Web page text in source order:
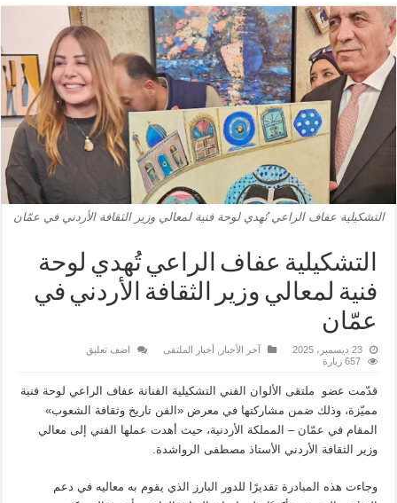
التشكيلية عفاف الراعي تُهدي لوحة فنية لمعالي وزير الثقافة الأردني في عمّان
التشكيلية عفاف الراعي تُهدي لوحة
فنية لمعالي وزير الثقافة الأردني في
عمّان
23 ديسمبر، 2025 آخر الأخبار أخبار الملتقى
اضف تعليق
657 زيارة
قدّمت عضو ملتقى الألوان الفني التشكيلية الفنانة عفاف الراعي لوحة فنية
مميّزة، وذلك ضمن مشاركتها في معرض «الفن تاريخ وثقافة الشعوب»
المقام في عمّان – المملكة الأردنية، حيث أهدت عملها الفني إلى معالي
وزير الثقافة الأردني الأستاذ مصطفى الرواشدة.
وجاءت هذه المبادرة تقديرًا للدور البارز الذي يقوم به معاليه في دعم